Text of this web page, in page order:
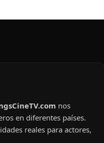
nos
en diferentes países.
reales para actores,